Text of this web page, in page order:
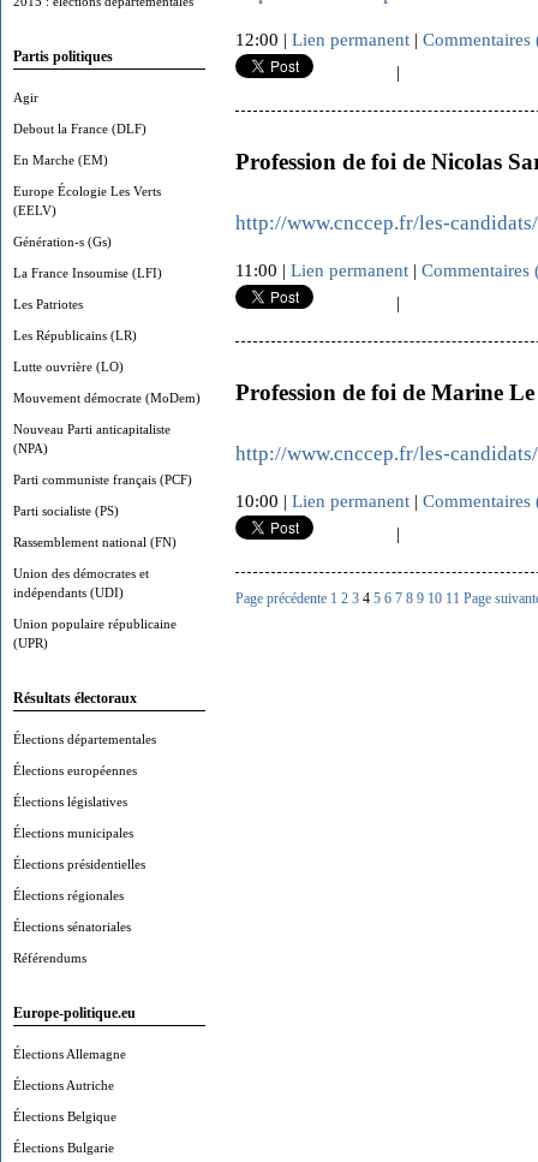
Partis politiques
Agir
Debout la France (DLF)
En Marche (EM)
Europe Écologie Les Verts
(EELV)
Génération-s (Gs)
La France Insoumise (LFI)
Les Patriotes
Les Républicains (LR)
Lutte ouvrière (LO)
Mouvement démocrate (MoDem)
Nouveau Parti anticapitaliste
(NPA)
Parti communiste français (PCF)
Parti socialiste (PS)
Rassemblement national (FN)
Union des démocrates et
indépendants (UDI)
Union populaire républicaine
(UPR)
Résultats électoraux
Élections départementales
Élections européennes
Élections législatives
Élections municipales
Élections présidentielles
Élections régionales
Élections sénatoriales
Référendums
Europe-politique.eu
Élections Allemagne
Élections Autriche
Élections Belgique
Élections Bulgarie
12:00 | Lien permanent | Commentaires
|
Profession de foi de Nicolas
http://www.cnccep.fr/les-
11:00 | Lien permanent | Commentaires
|
Profession de foi de Marine Le
http://www.cnccep.fr/les-
10:00 | Lien permanent | Commentaires
|
Page précédente 1 2 3 4 5 6 7 8 9 10 11 Page